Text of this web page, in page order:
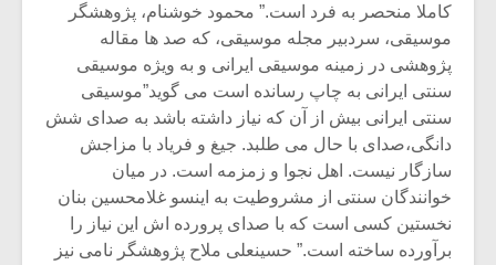
کاملا منحصر به فرد است.” محمود خوشنام، پژوهشگر
موسیقی، سردبیر مجله موسیقی، که صد ها مقاله
پژوهشی در زمینه موسیقی ایرانی و به ویژه موسیقی
سنتی ایرانی به چاپ رسانده است می گوید”موسیقی
سنتی ایرانی بیش از آن که نیاز داشته باشد به صدای شش
دانگی،صدای با حال می طلبد. جیغ و فریاد با مزاجش
سازگار نیست. اهل نجوا و زمزمه است. در میان
خوانندگان سنتی از مشروطیت به اینسو غلامحسین بنان
نخستین کسی است که با صدای پرورده اش این نیاز را
برآورده ساخته است.” حسینعلی ملاح پژوهشگر نامی نیز